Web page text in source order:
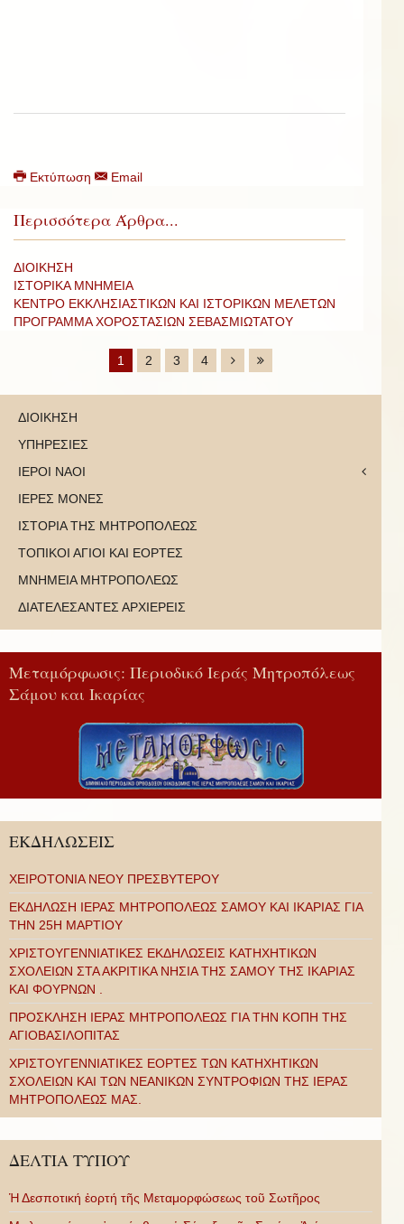
Εκτύπωση Email
Περισσότερα Άρθρα...
ΔΙΟΙΚΗΣΗ
ΙΣΤΟΡΙΚΑ ΜΝΗΜΕΙΑ
ΚΕΝΤΡΟ ΕΚΚΛΗΣΙΑΣΤΙΚΩΝ ΚΑΙ ΙΣΤΟΡΙΚΩΝ ΜΕΛΕΤΩΝ
ΠΡΟΓΡΑΜΜΑ ΧΟΡΟΣΤΑΣΙΩΝ ΣΕΒΑΣΜΙΩΤΑΤΟΥ
1 2 3 4
ΔΙΟΙΚΗΣΗ
ΥΠΗΡΕΣΙΕΣ
ΙΕΡΟΙ ΝΑΟΙ
ΙΕΡΕΣ ΜΟΝΕΣ
ΙΣΤΟΡΙΑ ΤΗΣ ΜΗΤΡΟΠΟΛΕΩΣ
ΤΟΠΙΚΟΙ ΑΓΙΟΙ ΚΑΙ ΕΟΡΤΕΣ
ΜΝΗΜΕΙΑ ΜΗΤΡΟΠΟΛΕΩΣ
ΔΙΑΤΕΛΕΣΑΝΤΕΣ ΑΡΧΙΕΡΕΙΣ
Μεταμόρφωσις: Περιοδικό Ιεράς Μητροπόλεως
Σάμου και Ικαρίας
ΕΚΔΗΛΩΣΕΙΣ
ΧΕΙΡΟΤΟΝΙΑ ΝΕΟΥ ΠΡΕΣΒΥΤΕΡΟΥ
ΕΚΔΗΛΩΣΗ ΙΕΡΑΣ ΜΗΤΡΟΠΟΛΕΩΣ ΣΑΜΟΥ ΚΑΙ ΙΚΑΡΙΑΣ ΓΙΑ
ΤΗΝ 25Η ΜΑΡΤΙΟΥ
ΧΡΙΣΤΟΥΓΕΝΝΙΑΤΙΚΕΣ ΕΚΔΗΛΩΣΕΙΣ ΚΑΤΗΧΗΤΙΚΩΝ
ΣΧΟΛΕΙΩΝ ΣΤΑ ΑΚΡΙΤΙΚΑ ΝΗΣΙΑ ΤΗΣ ΣΑΜΟΥ ΤΗΣ ΙΚΑΡΙΑΣ
ΚΑΙ ΦΟΥΡΝΩΝ .
ΠΡΟΣΚΛΗΣΗ ΙΕΡΑΣ ΜΗΤΡΟΠΟΛΕΩΣ ΓΙΑ ΤΗΝ ΚΟΠΗ ΤΗΣ
ΑΓΙΟΒΑΣΙΛΟΠΙΤΑΣ
ΧΡΙΣΤΟΥΓΕΝΝΙΑΤΙΚΕΣ ΕΟΡΤΕΣ ΤΩΝ ΚΑΤΗΧΗΤΙΚΩΝ
ΣΧΟΛΕΙΩΝ ΚΑΙ ΤΩΝ ΝΕΑΝΙΚΩΝ ΣΥΝΤΡΟΦΙΩΝ ΤΗΣ ΙΕΡΑΣ
ΜΗΤΡΟΠΟΛΕΩΣ ΜΑΣ.
ΔΕΛΤΙΑ ΤΥΠΟΥ
Ἡ Δεσποτική ἑορτή τῆς Μεταμορφώσεως τοῦ Σωτῆρος